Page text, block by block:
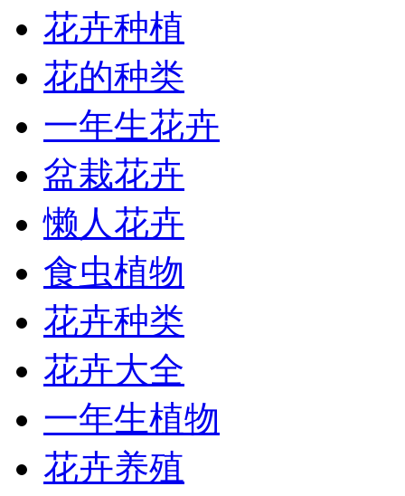
花卉种植
花的种类
一年生花卉
盆栽花卉
懒人花卉
食虫植物
花卉种类
花卉大全
一年生植物
花卉养殖